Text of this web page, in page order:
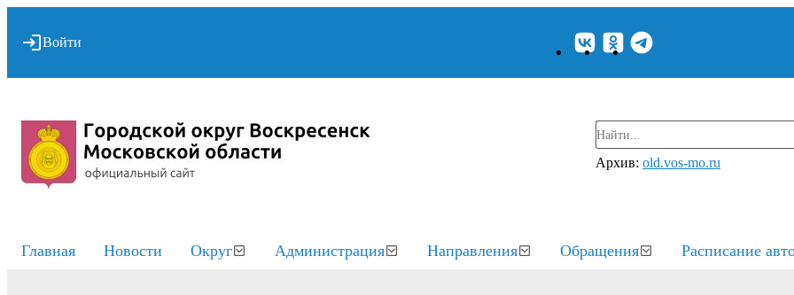
Войти
Архив: old.vos-mo.ru
Главная Новости Округ Администрация Направления Обращения Расписание